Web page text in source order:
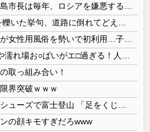
取っ組み合い！
界突破ｗｗｗ
の顔キモすぎだろwww